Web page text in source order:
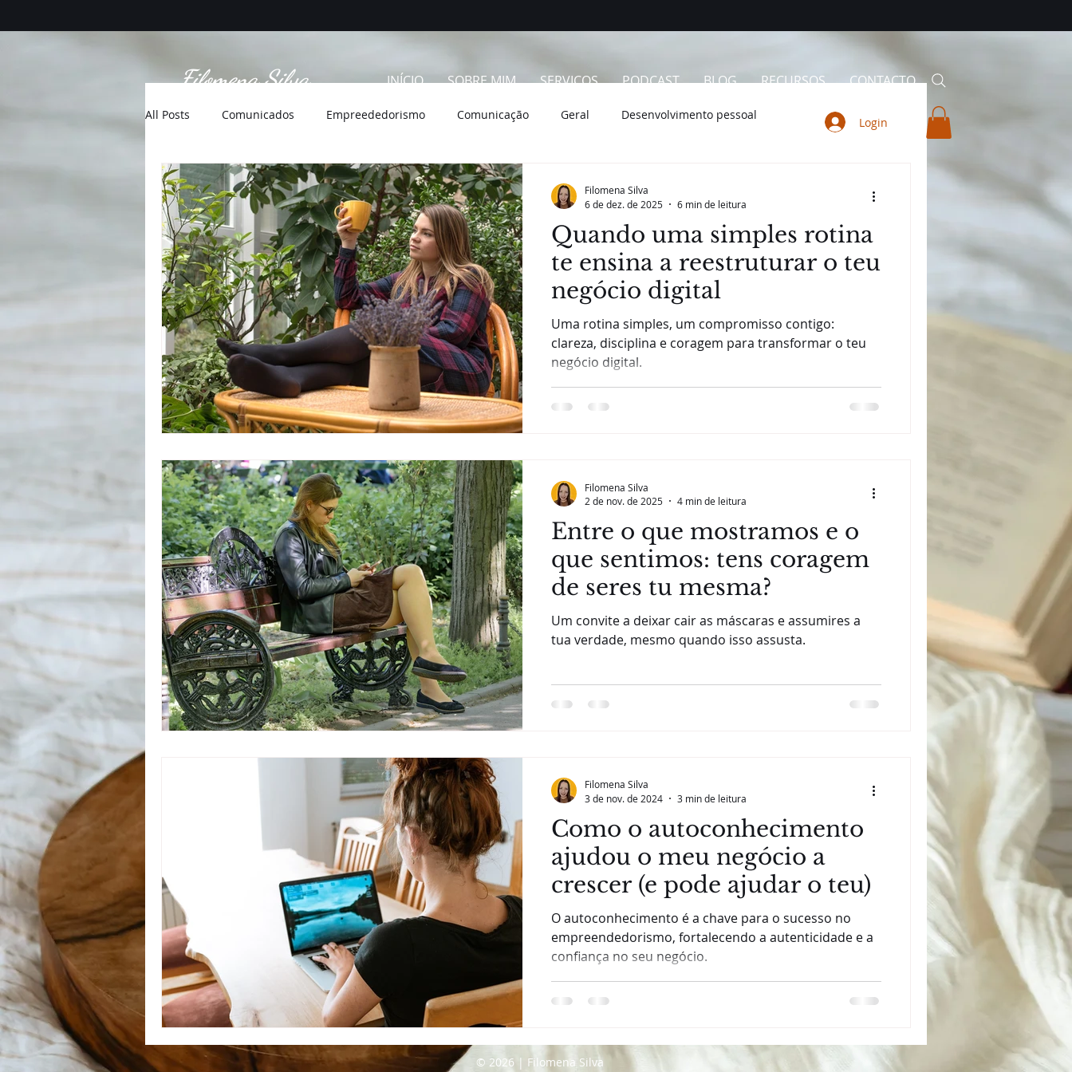
Filomena Silva INÍCIO SOBRE MIM SERVIÇOS PODCAST BLOG RECURSOS CONTACTO
Login
All Posts Comunicados Empreededorismo Comunicação Geral Desenvolvimento pessoal
Quando uma simples rotina
te ensina a reestruturar o teu
negócio digital
Uma rotina simples, um compromisso contigo:
clareza, disciplina e coragem para transformar o teu
negócio digital.
Filomena Silva
6 de dez. de 2025
6 min de leitura
Entre o que mostramos e o
que sentimos: tens coragem
de seres tu mesma?
Um convite a deixar cair as máscaras e assumires a
tua verdade, mesmo quando isso assusta.
Filomena Silva
2 de nov. de 2025
4 min de leitura
Como o autoconhecimento
ajudou o meu negócio a
crescer (e pode ajudar o teu)
O autoconhecimento é a chave para o sucesso no
empreendedorismo, fortalecendo a autenticidade e a
confiança no seu negócio.
Filomena Silva
3 de nov. de 2024
3 min de leitura
© 2026 | Filomena Silva